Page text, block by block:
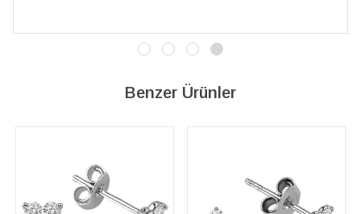
Benzer Ürünler